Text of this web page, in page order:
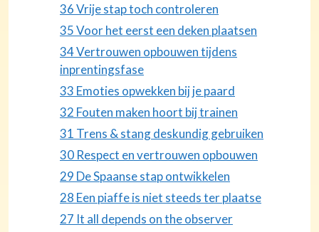
36 Vrije stap toch controleren
35 Voor het eerst een deken plaatsen
34 Vertrouwen opbouwen tijdens
inprentingsfase
33 Emoties opwekken bij je paard
32 Fouten maken hoort bij trainen
31 Trens & stang deskundig gebruiken
30 Respect en vertrouwen opbouwen
29 De Spaanse stap ontwikkelen
28 Een piaffe is niet steeds ter plaatse
27 It all depends on the observer